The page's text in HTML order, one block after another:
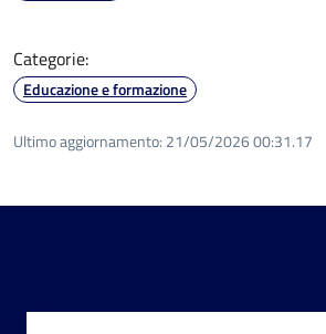
Categorie:
Educazione e formazione
Ultimo aggiornamento: 21/05/2026 00:31.17